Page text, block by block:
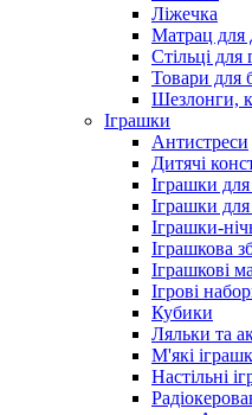
Ліжечка
Матрац для
Стільці для
Товари для
Шезлонги,
Іграшки
Антистреси
Дитячі
Іграшки для
Іграшки
Іграшки-
Іграшкова
Іграшкові
Ігрові
Кубики
Ляльки та
М'які
Настільні